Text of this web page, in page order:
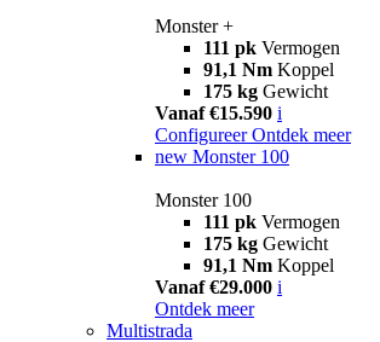
Monster +
111 pk Vermogen
91,1 Nm Koppel
175 kg Gewicht
Vanaf €15.590 i
Configureer Ontdek meer
new Monster 100
Monster 100
111 pk Vermogen
175 kg Gewicht
91,1 Nm Koppel
Vanaf €29.000 i
Ontdek meer
Multistrada